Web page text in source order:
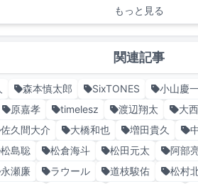
もっと見る
関連記事
森本慎太郎 SixTONES 小山慶
原嘉孝 timelesz 渡辺翔太 大
佐久間大介 大橋和也 増田貴久
松島聡 松倉海斗 松田元太 阿部
永瀬廉 ラウール 道枝駿佑 松村